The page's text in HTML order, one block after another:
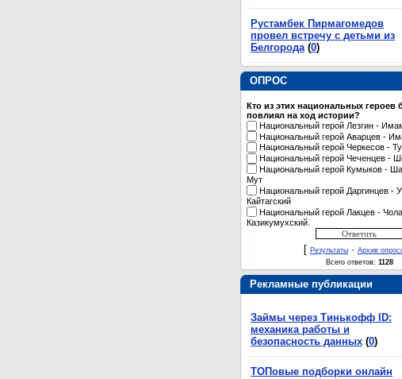
Рустамбек Пирмагомедов
провел встречу с детьми из
Белгорода (0)
ОПРОС
Кто из этих национальных героев
повлиял на ход истории?
Национальный герой Лезгин -
Национальный герой Аварцев -
Национальный герой Черкесов -
Национальный герой Чеченцев -
Национальный герой Кумыков -
Мут
Национальный герой Даргинцев -
Кайтагский
Национальный герой Лакцев -
Казикумухский.
[ Результаты · Архив
Всего ответов: 1128
Рекламные публикации
Займы через Тинькофф ID:
механика работы и
безопасность данных (0)
ТОПовые подборки онлайн